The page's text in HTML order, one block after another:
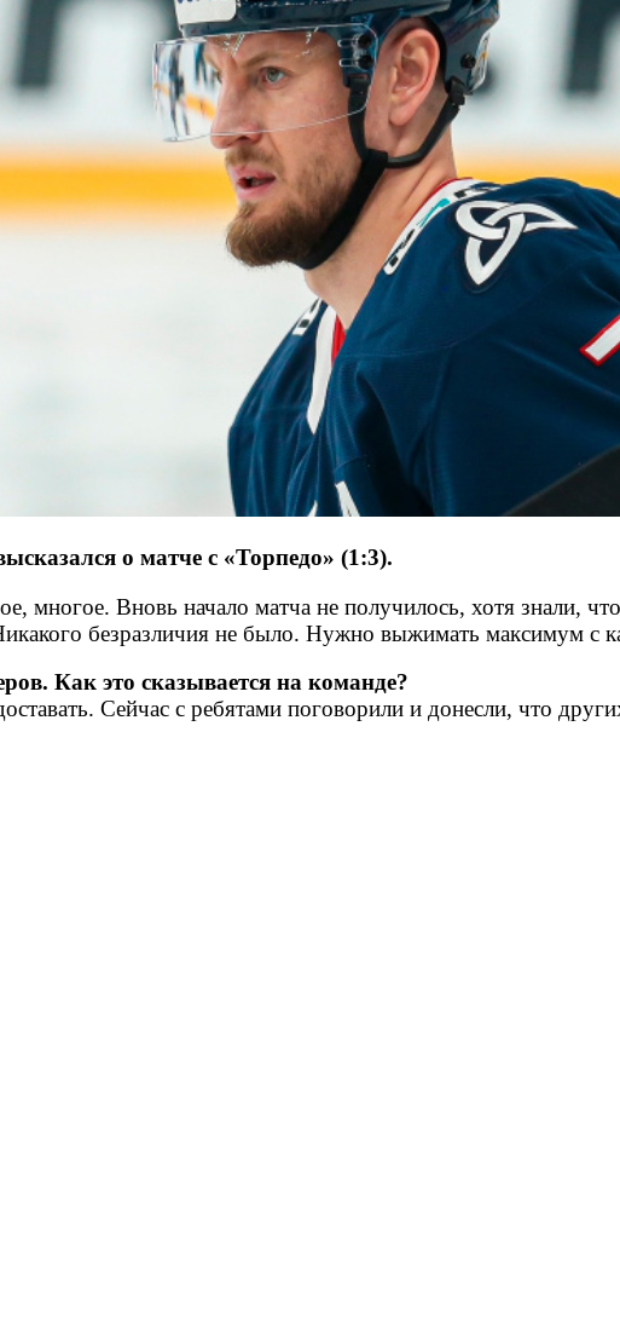
о матче с «Торпедо» (1:3).
многое. Вновь начало матча не получилось, хотя знали,
безразличия не было. Нужно выжимать максимум с
Как это сказывается на команде?
Сейчас с ребятами поговорили и донесли, что